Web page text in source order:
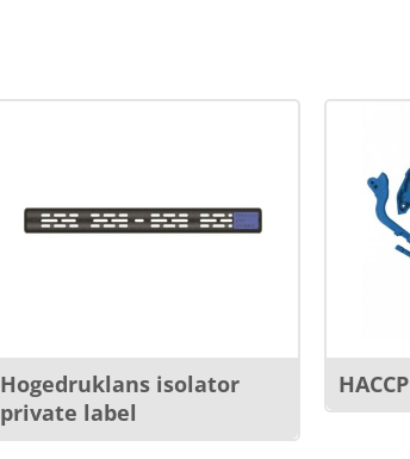
Hogedruklans isolator
private label
HACCP